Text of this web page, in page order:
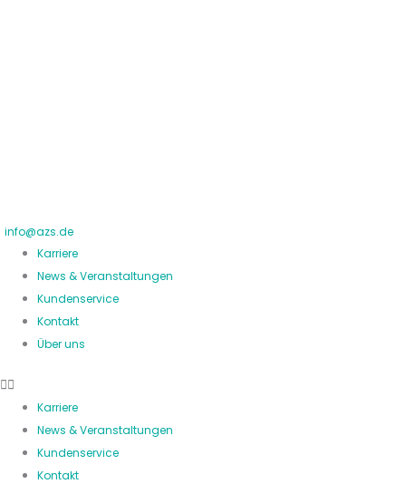
info@azs.de
Karriere
News & Veranstaltungen
Kundenservice
Kontakt
Über uns
Karriere
News & Veranstaltungen
Kundenservice
Kontakt